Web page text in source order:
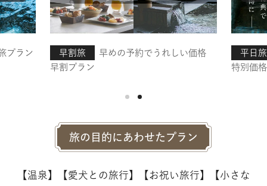
プラン 早割旅
早めの予約でうれしい価格
早割プラン
平日旅
特別価
旅の目的にあわせたプラン
【温泉】【愛犬との旅行】【お祝い旅行】【小さな